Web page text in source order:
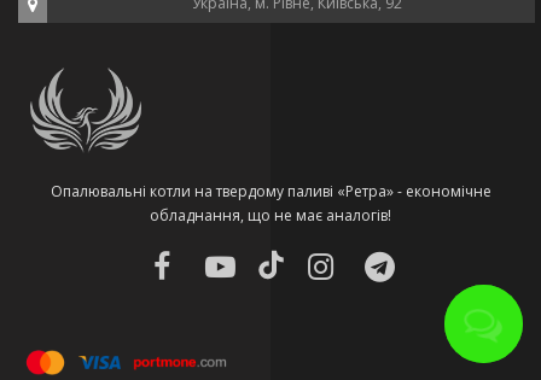
Опалювальні котли на твердому паливі «Ретра» - економічне
обладнання, що не має аналогів!